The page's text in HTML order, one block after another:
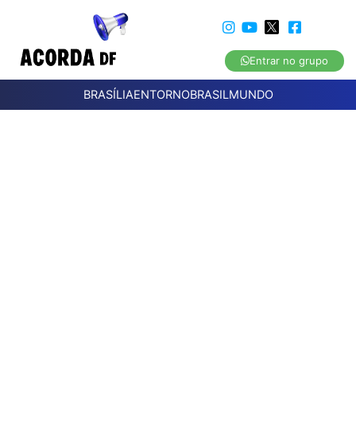
Entrar no grupo
BRASÍLIAENTORNOBRASILMUNDO